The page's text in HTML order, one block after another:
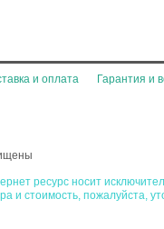
и оплата Гарантия и
ресурс носит
и стоимость, пожалуйста,